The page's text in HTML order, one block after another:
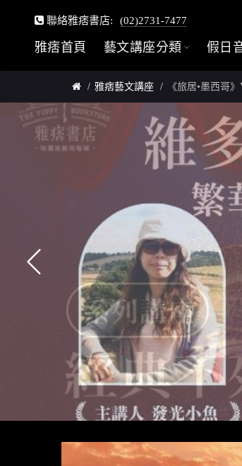
聯絡雅痞書店: (02)2731-7477
雅痞首頁 藝文講座分類 假日
雅痞藝文講座 《旅居•墨西哥